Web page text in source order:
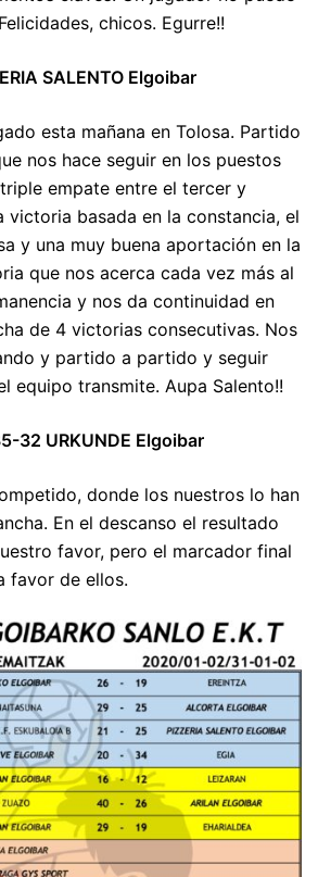
chicos. Egurre!!
SALENTO Elgoibar
esta mañana en Tolosa. Partido
nos hace seguir en los puestos
empate entre el tercer y
victoria basada en la constancia, el
y una muy buena aportación en la
que nos acerca cada vez más al
y nos da continuidad en
de 4 victorias consecutivas. Nos
y partido a partido y seguir
equipo transmite. Aupa Salento!!
32 URKUNDE Elgoibar
donde los nuestros lo han
En el descanso el resultado
favor, pero el marcador final
favor de ellos.